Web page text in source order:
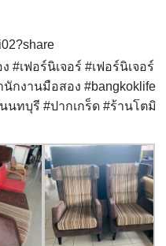
#เฟอร์นิเจอร์ #เฟอร์นิเจอร์
นักงานมือสอง #bangkoklife
นทบุรี #ปากเกร็ด #ร้านโตมิ